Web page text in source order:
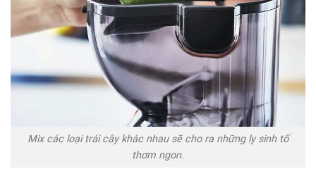
Mix các loại trái cây khác nhau sẽ cho ra những ly sinh tố
thơm ngon.